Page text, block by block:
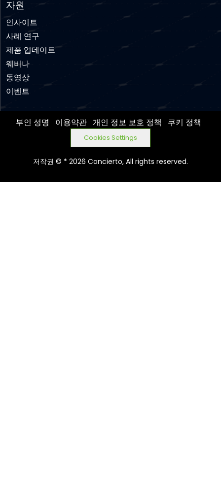
자원
인사이트
사례 연구
제품 업데이트
웨비나
동영상
이벤트
부인 성명 이용약관 개인 정보 보호 정책 쿠키 정책
Cookies Settings
저작권 © * 2026 Concierto, All rights reserved.